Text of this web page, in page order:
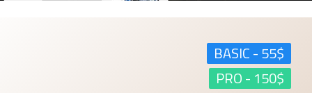
55$ - BASIC
150$ - PRO